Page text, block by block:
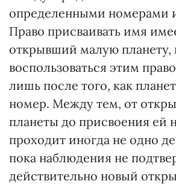
определенными номерами
Право присваивать имя
открывший малую планету,
воспользоваться этим
лишь после того, как
номер. Между тем, от
планеты до присвоения ей
проходит иногда не одно
пока наблюдения не
действительно новый